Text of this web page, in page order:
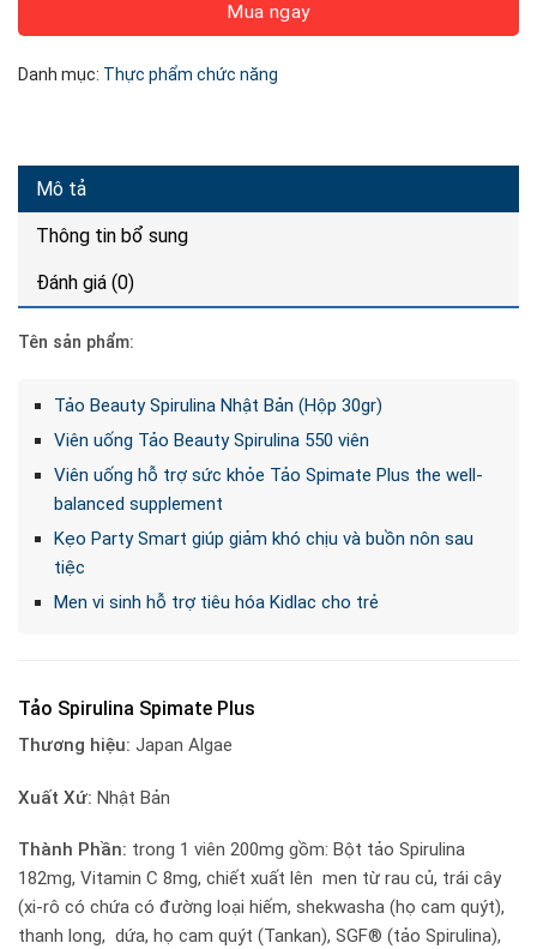
Mua ngay
Danh mục: Thực phẩm chức năng
Mô tả
Thông tin bổ sung
Đánh giá (0)
Tên sản phẩm:
Tảo Beauty Spirulina Nhật Bản (Hộp 30gr)
Viên uống Tảo Beauty Spirulina 550 viên
Viên uống hỗ trợ sức khỏe Tảo Spimate Plus the well-
balanced supplement
Kẹo Party Smart giúp giảm khó chịu và buồn nôn sau
tiệc
Men vi sinh hỗ trợ tiêu hóa Kidlac cho trẻ
Tảo Spirulina Spimate Plus
Thương hiệu: Japan Algae
Xuất Xứ: Nhật Bản
Thành Phần: trong 1 viên 200mg gồm: Bột tảo Spirulina
182mg, Vitamin C 8mg, chiết xuất lên men từ rau củ, trái cây
(xi-rô có chứa có đường loại hiếm, shekwasha (họ cam quýt),
thanh long, dứa, họ cam quýt (Tankan), SGF® (tảo Spirulina),